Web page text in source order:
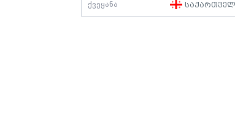
ქვეყანა